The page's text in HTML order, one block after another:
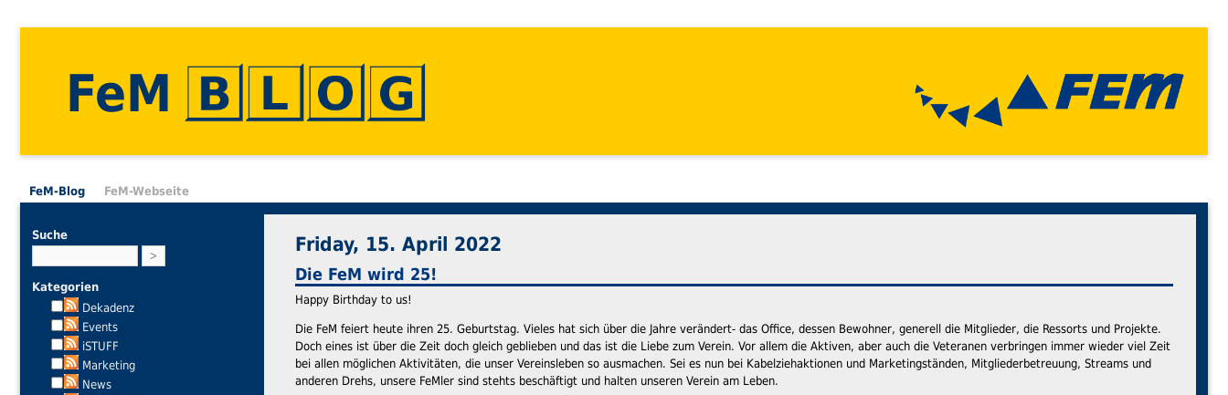
FeM
FeM-Blog FeM-Webseite
Suche
Kategorien
Dekadenz
Events
iSTUFF
Marketing
News
Friday, 15. April 2022
Die FeM wird 25!
Happy Birthday to us!
Die FeM feiert heute ihren 25. Geburtstag. Vieles hat sich über die Jahre verändert- das Office, dessen Bewohner, generell die Mitglieder, die Ressorts und Projekte.
Doch eines ist über die Zeit doch gleich geblieben und das ist die Liebe zum Verein. Vor allem die Aktiven, aber auch die Veteranen verbringen immer wieder viel Zeit
bei allen möglichen Aktivitäten, die unser Vereinsleben so ausmachen. Sei es nun bei Kabelziehaktionen und Marketingständen, Mitgliederbetreuung, Streams und
anderen Drehs, unsere FeMler sind stehts beschäftigt und halten unseren Verein am Leben.